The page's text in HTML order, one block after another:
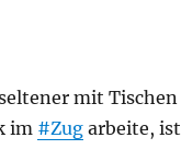
mit Tischen
im #Zugarbeite, ist